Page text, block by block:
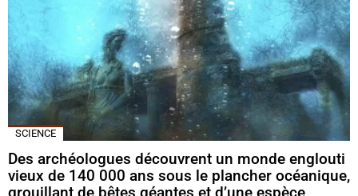
SCIENCE
Des archéologues découvrent un monde englouti
vieux de 140 000 ans sous le plancher océanique,
grouillant de bêtes géantes et d’une espèce